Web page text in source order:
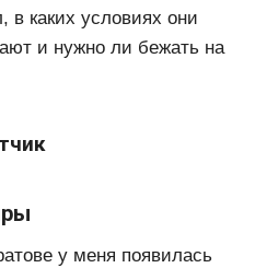
в каких условиях они
и нужно ли бежать на
у меня появилась